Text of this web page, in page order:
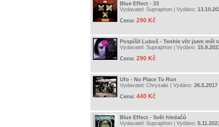
Blue Effect - 33
Vydavatel: Supraphon | Vydáno:
Cena: 290 Kč
Pospíšil Luboš - Tenhle vítr jsem měl
Vydavatel: Supraphon | Vydáno:
Cena: 290 Kč
Ufo - No Place To Run
Vydavatel: Chrysalis | Vydáno: 26.5.2017
Cena: 440 Kč
Blue Effect - Svět hledačů
Vydavatel: Supraphon | Vydáno: